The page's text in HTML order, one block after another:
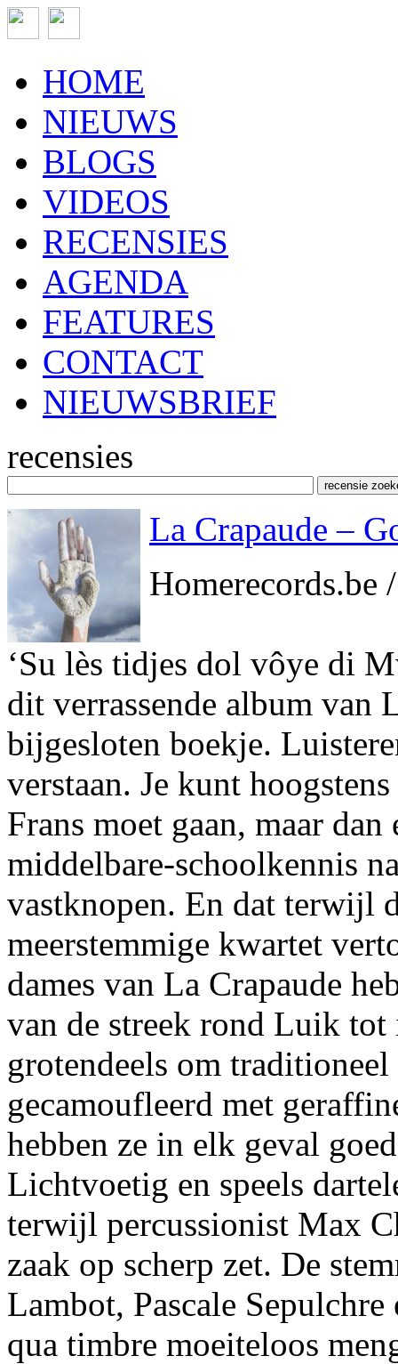
HOME
NIEUWS
BLOGS
VIDEOS
RECENSIES
AGENDA
FEATURES
CONTACT
NIEUWSBRIEF
recensies
La Crapaude –
‘Su lès tidjes dol vôye di
dit verrassende album van
bijgesloten boekje.
verstaan. Je kunt
Frans moet gaan, maar
middelbare-schoolkennis
vastknopen. En dat terwijl
meerstemmige kwartet
dames van La Crapaude
van de streek rond Luik
grotendeels om
gecamoufleerd met
hebben ze in elk geval
Lichtvoetig en speels
terwijl percussionist Max
zaak op scherp zet. De
Lambot, Pascale
qua timbre moeiteloos